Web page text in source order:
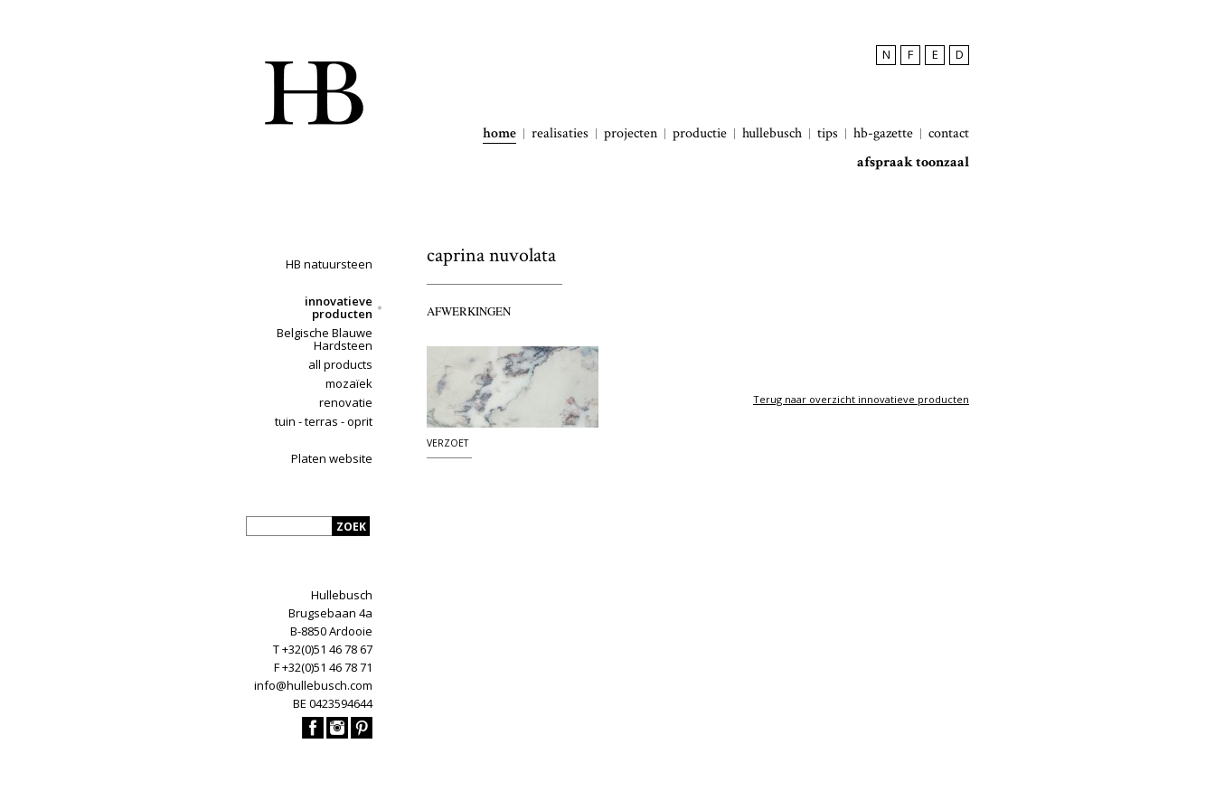
N F E D
home realisaties projecten productie hullebusch tips hb-gazette
contact
afspraak toonzaal
HB natuursteen
innovatieve
producten
Belgische Blauwe
Hardsteen
all products
mozaïek
renovatie
tuin - terras - oprit
Platen website
Hullebusch
Brugsebaan 4a
B-8850 Ardooie
T +32(0)51 46 78 67
F +32(0)51 46 78 71
info@hullebusch.com
BE 0423594644
caprina nuvolata
AFWERKINGEN
VERZOET
Terug naar overzicht innovatieve producten